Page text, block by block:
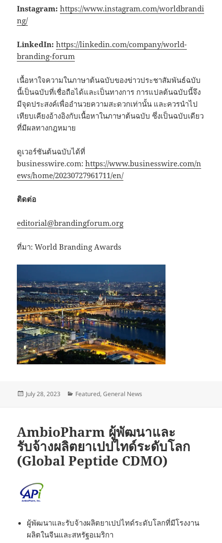
Instagram: https://www.instagram.com/worldbrandi
ng/
LinkedIn: https://linkedin.com/company/world-
branding-forum
เนื้อหาใจความในภาษาต้นฉบับของข่าวประชาสัมพันธ์ฉบับ
นี้เป็นฉบับที่เชื่อถือได้และเป็นทางการ การแปลต้นฉบับนี้จึง
มีจุดประสงค์เพื่ออำนวยความสะดวกเท่านั้น และควรนำไป
เทียบเคียงอ้างอิงกับเนื้อหาในภาษาต้นฉบับ ซึ่งเป็นฉบับเดียว
ที่มีผลทางกฎหมาย
ดูเวอร์ชันต้นฉบับได้ที่
businesswire.com:https://www.businesswire.com/n
ews/home/20230727961711/en/
ติดต่อ
editorial@brandingforum.org
ที่มา: World Branding Awards
Posted
July 28, 2023 Categories
Featured,General News
AmbioPharm ผู้พัฒนาและ
รับจ้างผลิตยาเปปไทด์ระดับโลก
(Global Peptide CDMO)
ผู้พัฒนาและรับจ้างผลิตยาเปปไทด์ระดับโลกที่มีโรงงาน
ผลิตในจีนและสหรัฐอเมริกา